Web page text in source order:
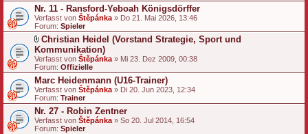
Nr. 11 - Ransford-Yeboah Königsdörffer
Verfasst von Štěpánka » Do 21. Mai 2026, 13:46
Forum: Spieler
D
a
t
e
i
a
n
h
a
n
g
Christian Heidel (Vorstand Strategie, Sport und
Kommunikation)
Verfasst von Štěpánka » Mi 23. Dez 2009, 00:38
Forum: Offizielle
Marc Heidenmann (U16-Trainer)
Verfasst von Štěpánka » Di 20. Jun 2023, 12:34
Forum: Trainer
Nr. 27 - Robin Zentner
Verfasst von Štěpánka » So 20. Jul 2014, 16:54
Forum: Spieler